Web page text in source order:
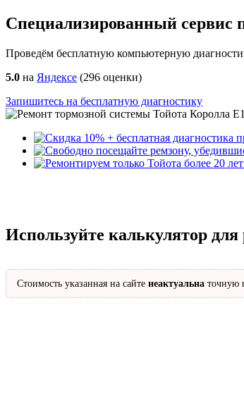
Специализированный сервис
Проведём бесплатную компьютерную
5.0 на Яндексе (296 оценки)
Запишитесь на бесплатную диагностику
Используйте калькулятор
Стоимость указанная на сайте неактуальна точную